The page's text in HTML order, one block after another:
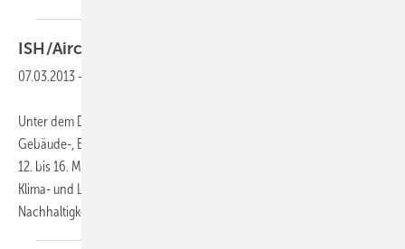
ISH/Aircontec 2013: Lassen Sie sich
07.03.2013 -
Unter dem Dach der ISH, der Weltleitmesse für die Erlebniswelt Bad,
Gebäude-, Energie-, Klimatechnik und erneuerbare Energien, die vom
12. bis 16. März 2013 in Frankfurt am Main stattfindet, ist die Kälte-,
Klima- und Lüftungstechnik mit der Marke Aircontec vertreten.
Nachhaltigkeit